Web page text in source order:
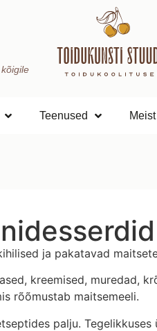
Teenused Meist
ja pakatavad
kreemised, muredad,
rõõmustab maitsemeeli.
palju.